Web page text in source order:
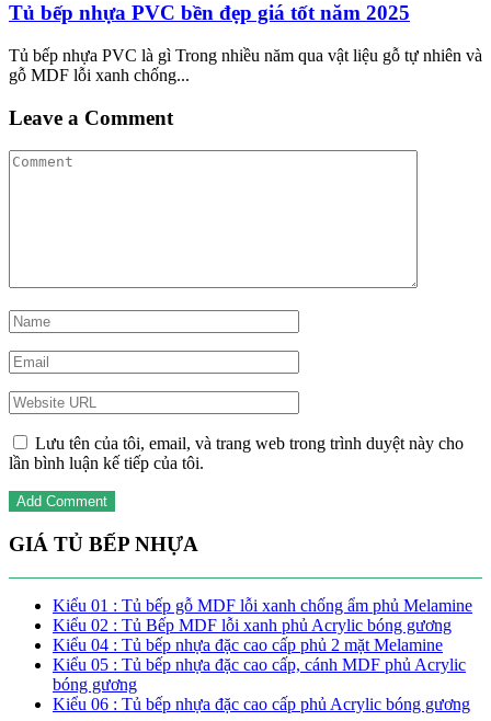
Tủ bếp nhựa PVC bền đẹp giá tốt năm 2025
Tủ bếp nhựa PVC là gì Trong nhiều năm qua vật liệu gỗ tự nhiên và
gỗ MDF lỗi xanh chống...
Leave a Comment
Lưu tên của tôi, email, và trang web trong trình duyệt này cho
lần bình luận kế tiếp của tôi.
GIÁ TỦ BẾP NHỰA
Kiểu 01 : Tủ bếp gỗ MDF lỗi xanh chống ẩm phủ Melamine
Kiểu 02 : Tủ Bếp MDF lỗi xanh phủ Acrylic bóng gương
Kiểu 04 : Tủ bếp nhựa đặc cao cấp phủ 2 mặt Melamine
Kiểu 05 : Tủ bếp nhựa đặc cao cấp, cánh MDF phủ Acrylic
bóng gương
Kiểu 06 : Tủ bếp nhựa đặc cao cấp phủ Acrylic bóng gương